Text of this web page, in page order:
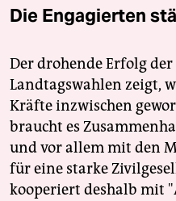
Die Engagierten
Der drohende Erfolg
Landtagswahlen zeigt,
Kräfte inzwischen
braucht es
und vor allem mit den
für eine starke
kooperiert deshalb mit